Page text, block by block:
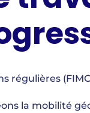
la mobilité